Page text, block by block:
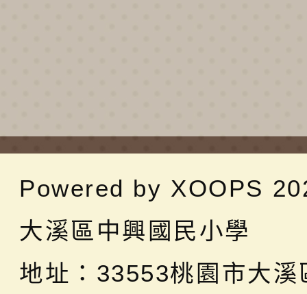
Powered by XOOPS
大溪區中興國民小學
地址： 33553桃園市大溪